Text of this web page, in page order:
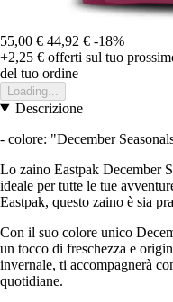
55,00 € 44,92 € -18%
+2,25 € offerti sul tuo
del tuo ordine
Loading...
Descrizione
- colore: "December
Lo zaino Eastpak December
ideale per tutte le tue
Eastpak, questo zaino è sia
Con il suo colore unico
un tocco di freschezza e
invernale, ti accompagnerà
quotidiane.